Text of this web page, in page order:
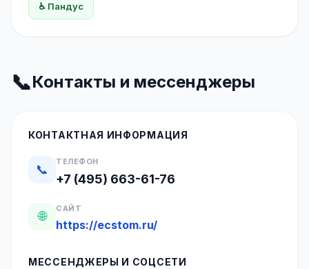
♿ Пандус
📞Контакты и мессенджеры
КОНТАКТНАЯ ИНФОРМАЦИЯ
📞
ТЕЛЕФОН
+7 (495) 663-61-76
🌐
САЙТ
https://ecstom.ru/
МЕССЕНДЖЕРЫ И СОЦСЕТИ